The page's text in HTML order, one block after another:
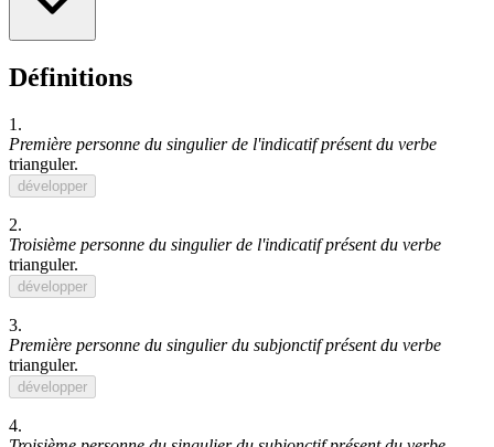
Définitions
1.
Première personne du singulier de l'indicatif présent du verbe
trianguler.
développer
2.
Troisième personne du singulier de l'indicatif présent du verbe
trianguler.
développer
3.
Première personne du singulier du subjonctif présent du verbe
trianguler.
développer
4.